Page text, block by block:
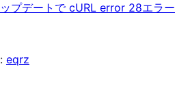
プデートで cURL error 28エラー
eqrz